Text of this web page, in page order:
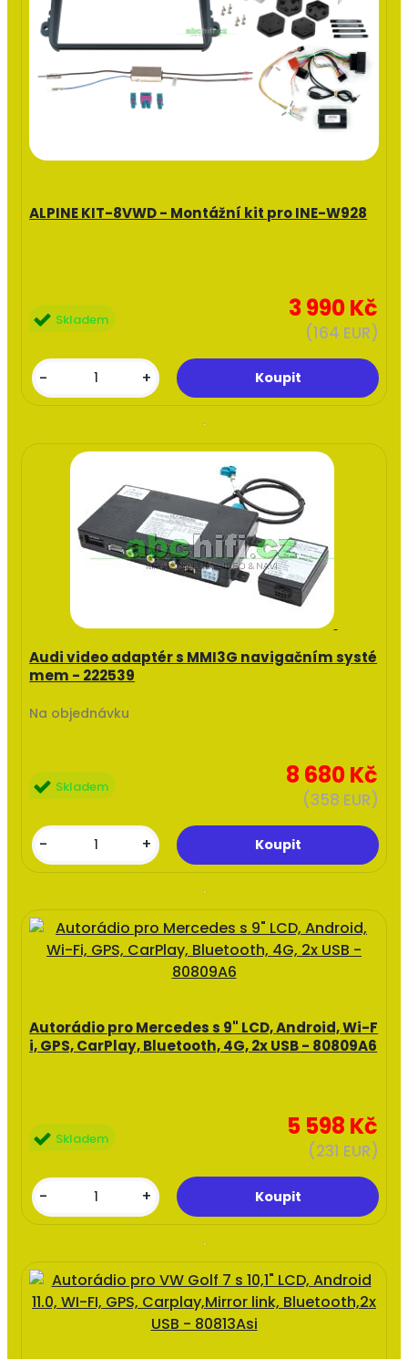
ALPINE KIT-8VWD - Montážní kit pro INE-W928
3 990 Kč
(164 EUR)
Skladem
- +
Audi video adaptér s MMI3G navigačním systé
mem - 222539
Na objednávku
8 680 Kč
(358 EUR)
Skladem
- +
Autorádio pro Mercedes s 9" LCD, Android, Wi-F
i, GPS, CarPlay, Bluetooth, 4G, 2x USB - 80809A6
5 598 Kč
(231 EUR)
Skladem
- +